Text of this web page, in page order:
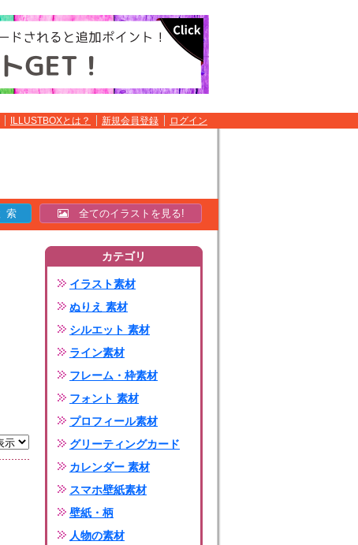
ILLUSTBOXとは？ 新規会員登録 ログイン
全てのイラストを見る!
カテゴリ
イラスト素材
ぬりえ 素材
シルエット 素材
ライン素材
フレーム・枠素材
フォント 素材
プロフィール素材
グリーティングカード
カレンダー 素材
スマホ壁紙素材
壁紙・柄
人物の素材